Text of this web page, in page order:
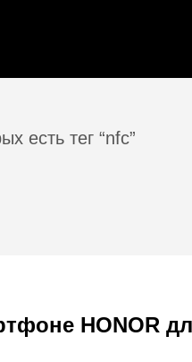
есть тег “nfc”
HONOR